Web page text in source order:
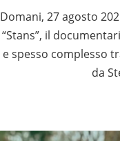
Domani, 27 agosto
“Stans”, il
e spesso complesso
da